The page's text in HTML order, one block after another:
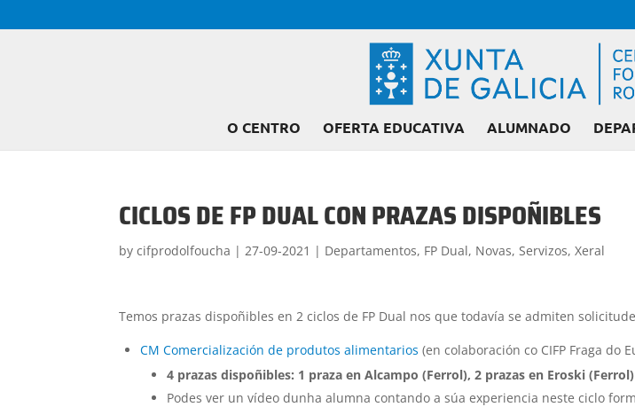
O CENTRO OFERTA EDUCATIVA ALUMNADO
CICLOS DE FP DUAL CON PRAZAS DISPOÑIBLES
bycifprodolfoucha |27-09-2021 | Departamentos, FP Dual, Novas,Servizos,Xeral
Temos prazas dispoñibles en 2 ciclos de FP Dual nos que todavía se admiten
CM Comercialización de produtos alimentarios (en colaboración co CIFP Fraga do
4 prazas dispoñibles: 1 praza en Alcampo (Ferrol), 2 prazas en Eroski
Podes ver un vídeo dunha alumna contando a súa experiencia neste ciclo